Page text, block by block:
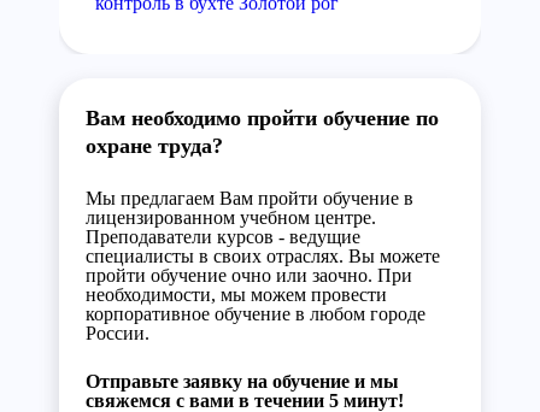
Вам необходимо пройти обучение по
охране труда?
Мы предлагаем Вам пройти обучение в
лицензированном учебном центре.
Преподаватели курсов - ведущие
специалисты в своих отраслях. Вы можете
пройти обучение очно или заочно. При
необходимости, мы можем провести
корпоративное обучение в любом городе
России.
Отправьте заявку на обучение и мы
свяжемся с вами в течении 5 минут!